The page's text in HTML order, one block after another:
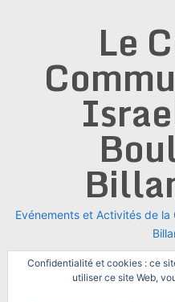
Le
Evénements et Activités de
Confidentialité et cookies : ce
utiliser ce site Web,